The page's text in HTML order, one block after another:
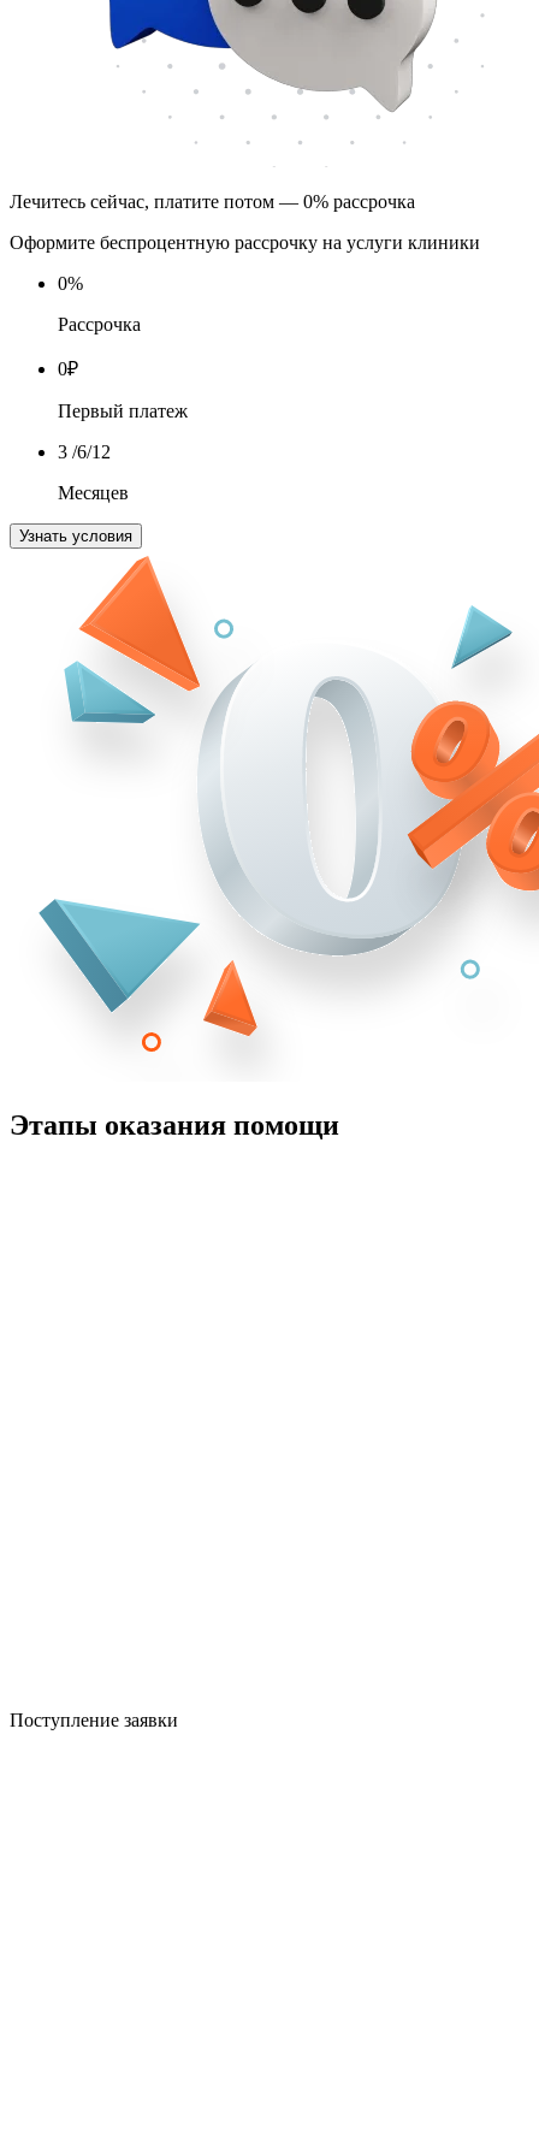
Лечитесь сейчас, платите потом — 0% рассрочка
Оформите беспроцентную рассрочку на услуги клиники
0%
Рассрочка
0₽
Первый платеж
3 /6/12
Месяцев
Узнать условия
Этапы оказания помощи
Поступление заявки